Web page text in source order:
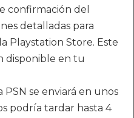
confirmación del
detalladas para
Playstation Store. Este
disponible en tu
PSN se enviará en unos
podría tardar hasta 4